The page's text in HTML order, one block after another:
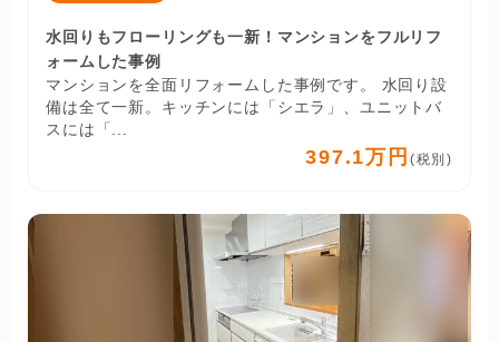
水回りもフローリングも一新！マンションをフルリフ
ォームした事例
マンションを全面リフォームした事例です。 水回り設
備は全て一新。キッチンには「シエラ」、ユニットバ
スには「...
397.1万円 (税別)